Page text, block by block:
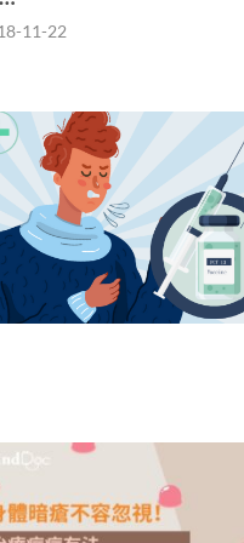
11-22